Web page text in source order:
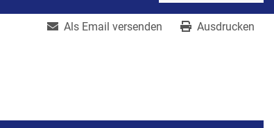
Als Email versenden Ausdrucken